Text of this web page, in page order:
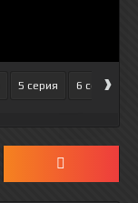
5 серия 6 серия
›